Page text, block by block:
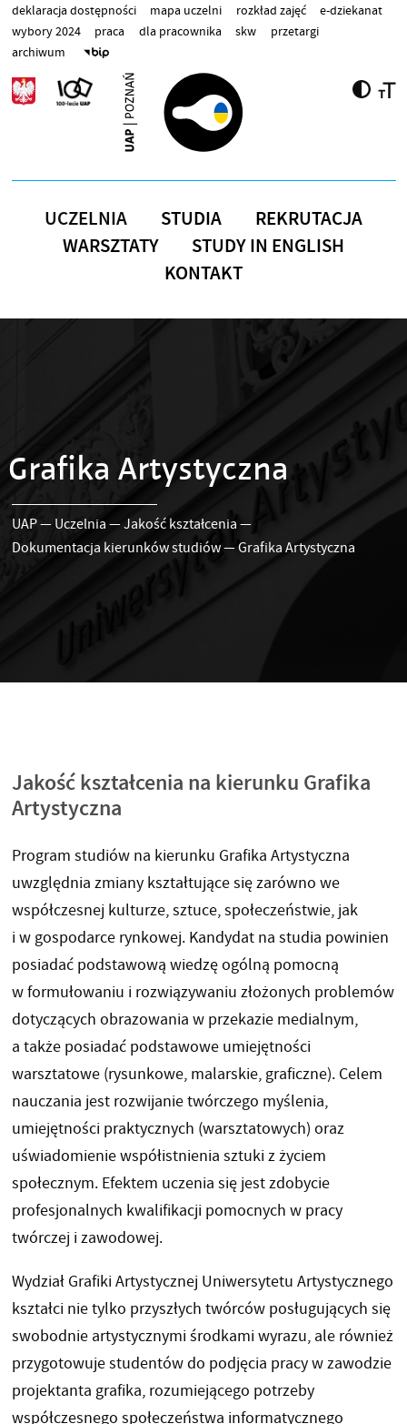
Przejdź do treści
deklaracja dostępności mapa uczelni rozkład zajęć
e-dziekanat
wybory 2024
praca dla pracownika skw
przetargi
archiwum
UCZELNIA STUDIA
REKRUTACJA
WARSZTATY
STUDY IN ENGLISH
KONTAKT
Grafika Artystyczna
UAP— Uczelnia —Jakość kształcenia —
Dokumentacja kierunków studiów—Grafika Artystyczna
Jakość kształcenia na kierunku Grafika
Artystyczna
Program studiów na kierunku Grafika Artystyczna
uwzględnia zmiany kształtujące się zarówno we
współczesnej kulturze, sztuce, społeczeństwie, jak
i w gospodarce rynkowej. Kandydat na studia powinien
posiadać podstawową wiedzę ogólną pomocną
w formułowaniu i rozwiązywaniu złożonych problemów
dotyczących obrazowania w przekazie medialnym,
a także posiadać podstawowe umiejętności
warsztatowe (rysunkowe, malarskie, graficzne). Celem
nauczania jest rozwijanie twórczego myślenia,
umiejętności praktycznych (warsztatowych) oraz
uświadomienie współistnienia sztuki z życiem
społecznym. Efektem uczenia się jest zdobycie
profesjonalnych kwalifikacji pomocnych w pracy
twórczej i zawodowej.
Wydział Grafiki Artystycznej Uniwersytetu Artystycznego
kształci nie tylko przyszłych twórców posługujących się
swobodnie artystycznymi środkami wyrazu, ale również
przygotowuje studentów do podjęcia pracy w zawodzie
projektanta grafika, rozumiejącego potrzeby
współczesnego społeczeństwa informatycznego